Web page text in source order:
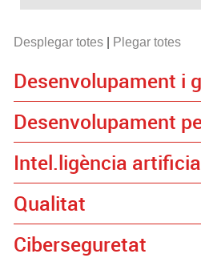
Desplegar totes| Plegar totes
Desenvolupament i
Desenvolupament
Intel.ligència
Qualitat
Ciberseguretat